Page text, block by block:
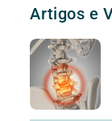
Artigos e